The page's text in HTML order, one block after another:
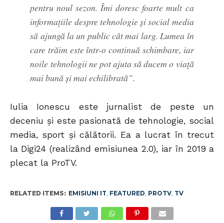
pentru noul sezon. Îmi doresc foarte mult ca
informațiile despre tehnologie și social media
să ajungă la un public cât mai larg. Lumea în
care trăim este într-o continuă schimbare, iar
noile tehnologii ne pot ajuta să ducem o viață
mai bună și mai echilibrată”.
Iulia Ionescu este jurnalist de peste un
deceniu și este pasionată de tehnologie, social
media, sport și călătorii. Ea a lucrat în trecut
la Digi24 (realizând emisiunea 2.0), iar în 2019 a
plecat la ProTV.
RELATED ITEMS: EMISIUNI IT FEATURED PROTV, TV